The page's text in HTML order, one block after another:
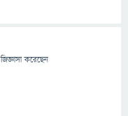
জিজ্ঞাসাকরেছেন